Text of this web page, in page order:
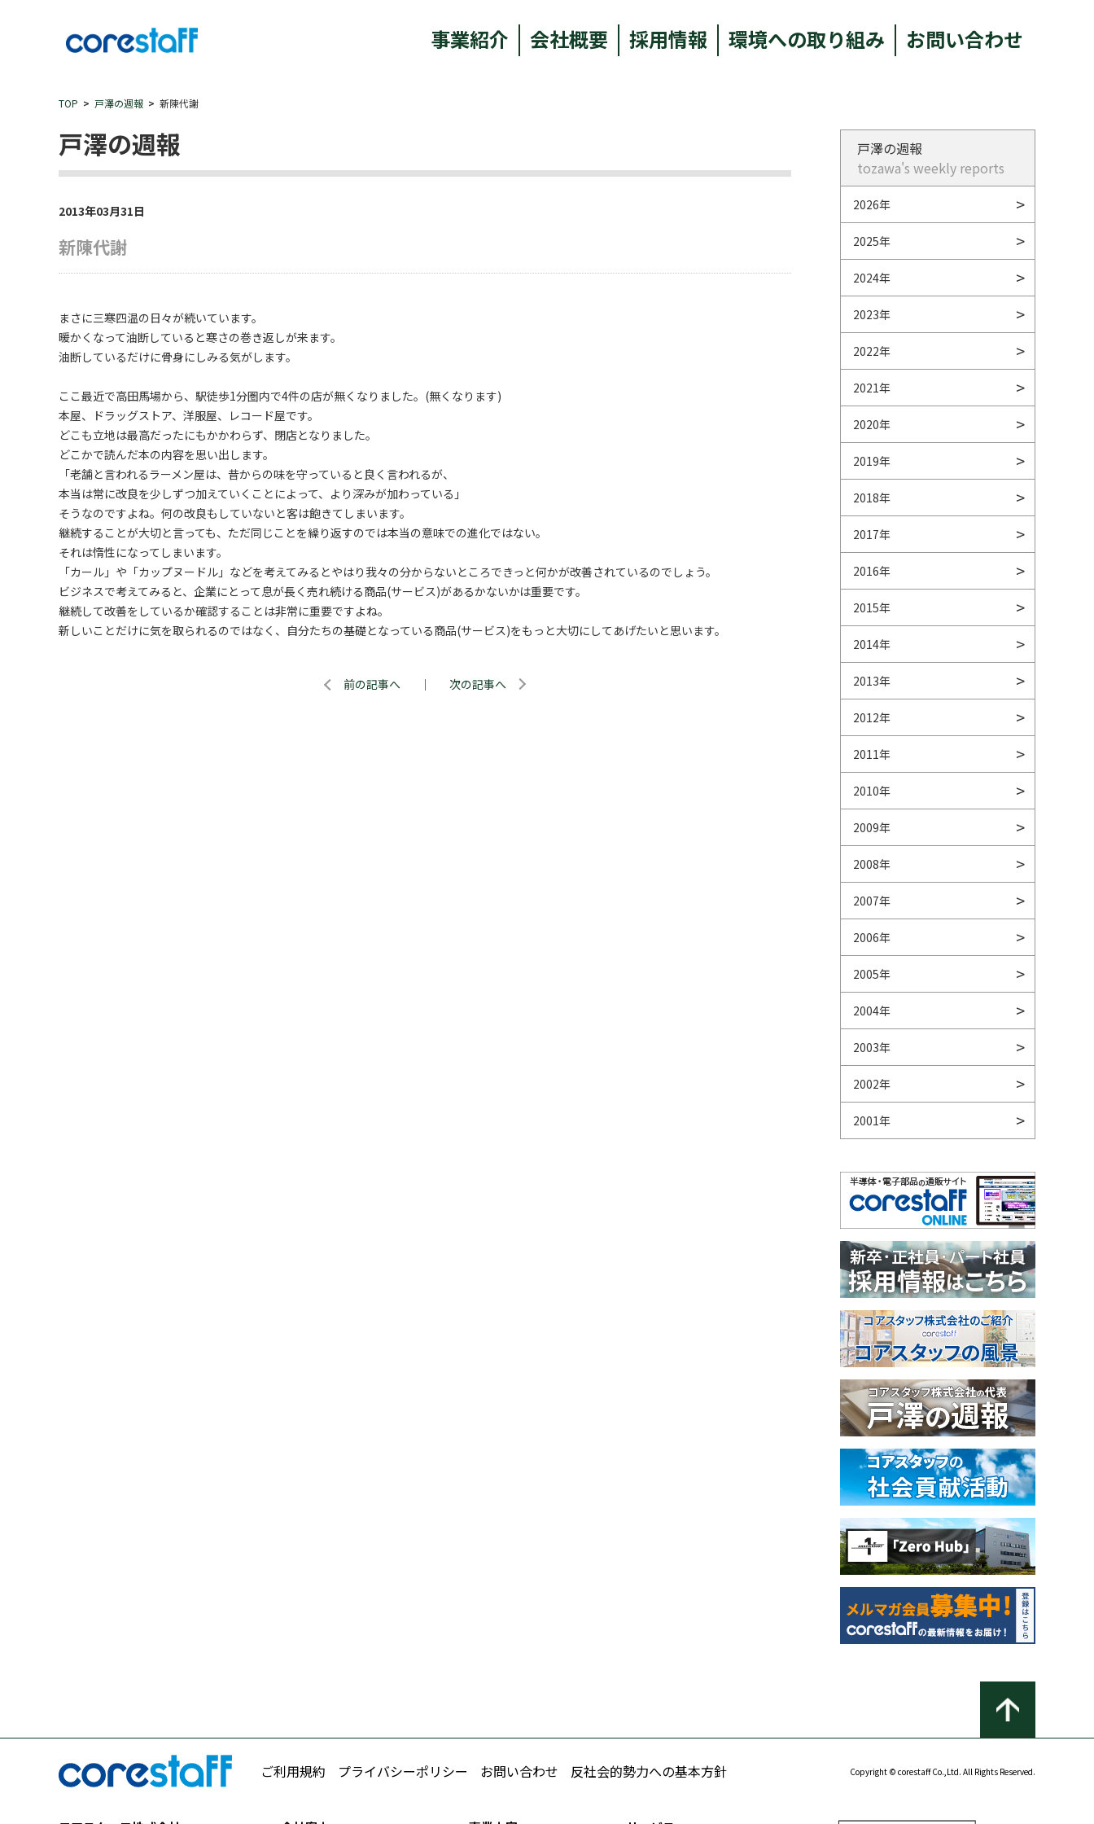
事業紹介 会社概要 採用情報 環境への取り組み お問い合わせ
TOP 戸澤の週報 新陳代謝
戸澤の週報
2013年03月31日
新陳代謝
まさに三寒四温の日々が続いています。
暖かくなって油断していると寒さの巻き返しが来ます。
油断しているだけに骨身にしみる気がします。
ここ最近で高田馬場から、駅徒歩1分圏内で4件の店が無くなりました。(無くなります)
本屋、ドラッグストア、洋服屋、レコード屋です。
どこも立地は最高だったにもかかわらず、閉店となりました。
どこかで読んだ本の内容を思い出します。
「老舗と言われるラーメン屋は、昔からの味を守っていると良く言われるが、
本当は常に改良を少しずつ加えていくことによって、より深みが加わっている」
そうなのですよね。何の改良もしていないと客は飽きてしまいます。
継続することが大切と言っても、ただ同じことを繰り返すのでは本当の意味での進化ではない。
それは惰性になってしまいます。
「カール」や「カップヌードル」などを考えてみるとやはり我々の分からないところできっと何かが改善されているのでしょう。
ビジネスで考えてみると、企業にとって息が長く売れ続ける商品(サービス)があるかないかは重要です。
継続して改善をしているか確認することは非常に重要ですよね。
新しいことだけに気を取られるのではなく、自分たちの基礎となっている商品(サービス)をもっと大切にしてあげたいと思います。
前の記事へ ｜ 次の記事へ
戸澤の週報
tozawa's weekly reports
2026年
2025年
2024年
2023年
2022年
2021年
2020年
2019年
2018年
2017年
2016年
2015年
2014年
2013年
2012年
2011年
2010年
2009年
2008年
2007年
2006年
2005年
2004年
2003年
2002年
2001年
ご利用規約 プライバシーポリシー お問い合わせ 反社会的勢力への基本方針 Copyright © corestaff Co.,Ltd. All Rights Reserved.